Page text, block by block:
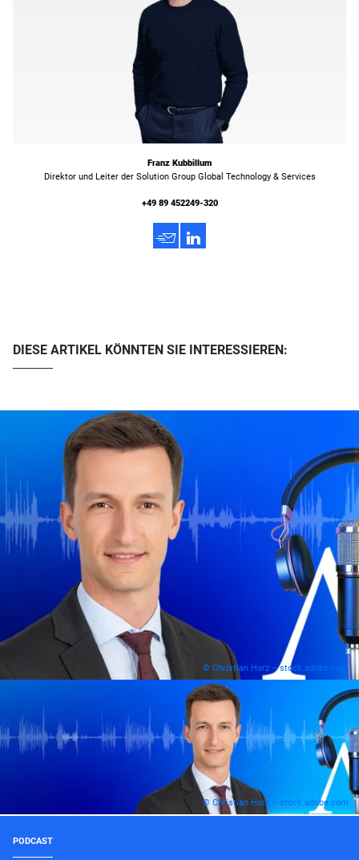
Franz Kubbillum
Direktor und Leiter der Solution Group Global Technology & Services
+49 89 452249-320
h 3
DIESE ARTIKEL KÖNNTEN SIE INTERESSIEREN:
© Christian Horz – stock.adobe.com
© Christian Horz – stock.adobe.com
PODCAST